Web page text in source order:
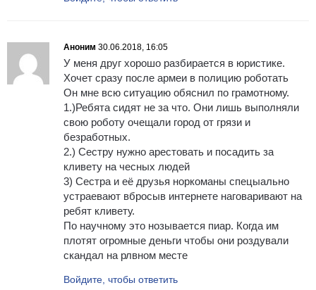
Аноним 30.06.2018, 16:05
У меня друг хорошо разбирается в юристике.
Хочет сразу после армеи в полицию роботать
Он мне всю ситуацию обяснил по грамотному.
1.)Ребята сидят не за что. Они лишь выполняли
свою роботу очещали город от грязи и
безработных.
2.) Сестру нужно арестовать и посадить за
кливету на чесных людей
3) Сестра и её друзья норкоманы спецыально
устраевают вбросыв интернете наговаривают на
ребят кливету.
По научному это нозывается пиар. Когда им
плотят огромные деньги чтобы они роздували
скандал на рлвном месте
Войдите, чтобы ответить